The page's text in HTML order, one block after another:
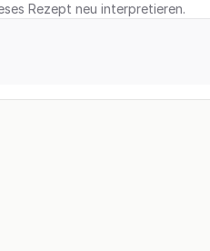
Rezept neu interpretieren.